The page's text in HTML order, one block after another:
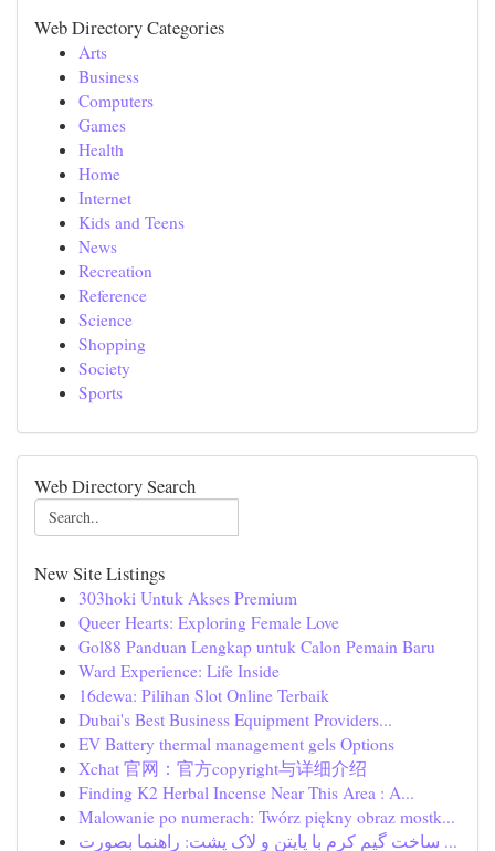
Web Directory Categories
Arts
Business
Computers
Games
Health
Home
Internet
Kids and Teens
News
Recreation
Reference
Science
Shopping
Society
Sports
Web Directory Search
New Site Listings
303hoki Untuk Akses Premium
Queer Hearts: Exploring Female Love
Gol88 Panduan Lengkap untuk Calon Pemain Baru
Ward Experience: Life Inside
16dewa: Pilihan Slot Online Terbaik
Dubai's Best Business Equipment Providers...
EV Battery thermal management gels Options
Xchat 官网：官方copyright与详细介绍
Finding K2 Herbal Incense Near This Area : A...
Malowanie po numerach: Twórz piękny obraz mostk...
ساخت گیم کرم با پایتن و لاک پشت: راهنما بصورت ...